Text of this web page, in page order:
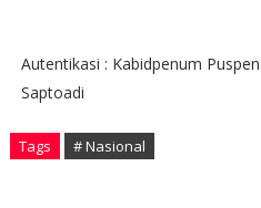
Autentikasi : Kabidpenum
Saptoadi
Tags # Nasional